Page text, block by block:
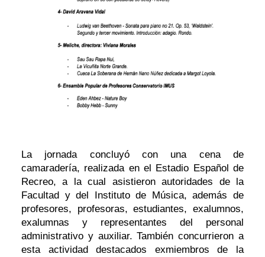
La jornada concluyó con una cena de
camaradería, realizada en el Estadio Español de
Recreo, a la cual asistieron autoridades de la
Facultad y del Instituto de Música, además de
profesores, profesoras, estudiantes, exalumnos,
exalumnas y representantes del personal
administrativo y auxiliar. También concurrieron a
esta actividad destacados exmiembros de la